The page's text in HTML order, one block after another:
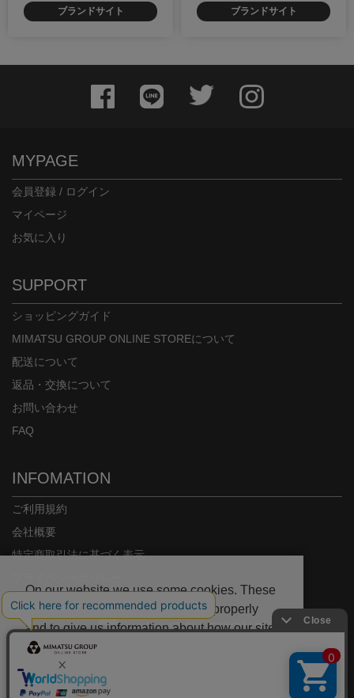
ブランドサイト ブランドサイト
MYPAGE
会員登録 / ログイン
マイページ
お気に入り
SUPPORT
ショッピングガイド
MIMATSU GROUP ONLINE STOREについて
配送について
返品・交換について
お問い合わせ
FAQ
INFOMATION
ご利用規約
会社概要
特定商取引法に基づく表示
On our website we use some cookies. These
are necessary for our site to work properly
and to give us information about how our site
is used.